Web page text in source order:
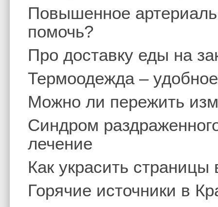
Повышенное
помочь?
Про доставку еды на
Термоодежда –
Можно ли пережить
Синдром
лечение
Как украсить страницы
Горячие источники в